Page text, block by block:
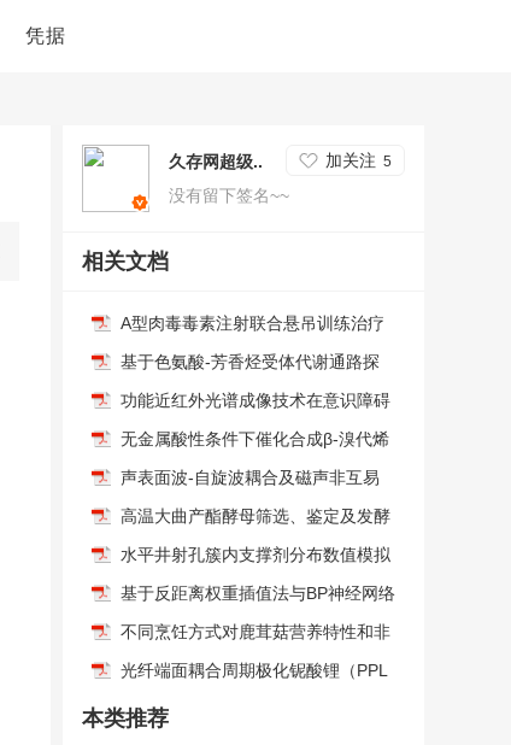
凭据
久存网超级.. 加关注 5
没有留下签名~~
相关文档
A型肉毒毒素注射联合悬吊训练治疗
痉挛型脑性瘫痪尖足的短期疗效观察
基于色氨酸-芳香烃受体代谢通路探
讨溃疡性结肠炎肠屏障修复的研究进
展
功能近红外光谱成像技术在意识障碍
患者残余意识检测中的研究
无金属酸性条件下催化合成β-溴代烯
基硫醚的工艺优化研究
声表面波-自旋波耦合及磁声非互易
性器件
高温大曲产酯酵母筛选、鉴定及发酵
条件
水平井射孔簇内支撑剂分布数值模拟
基于反距离权重插值法与BP神经网络
对浙江某电镀厂遗留地块土壤重金属
健康风险评价及预测
不同烹饪方式对鹿茸菇营养特性和非
挥发性风味物质的影响
光纤端面耦合周期极化铌酸锂（PPL
N）薄膜波导器件的研究
本类推荐